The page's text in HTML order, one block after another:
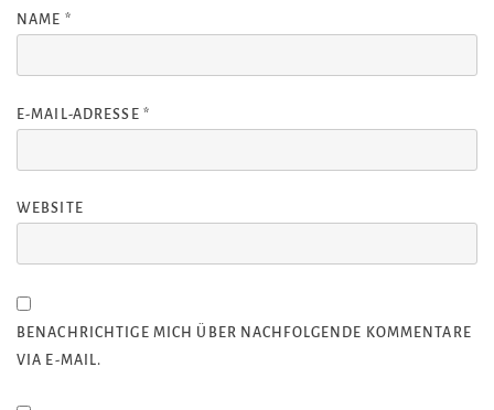
NAME *
E-MAIL-ADRESSE *
WEBSITE
BENACHRICHTIGE MICH ÜBER NACHFOLGENDE KOMMENTARE
VIA E-MAIL.